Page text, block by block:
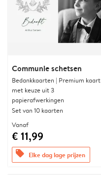
Communie schetsen
Bedankkaarten | Premium kaart
met keuze uit 3
papierafwerkingen
Set van 10 kaarten
Vanaf
€ 11,99
offers Elke dag lage prijzen